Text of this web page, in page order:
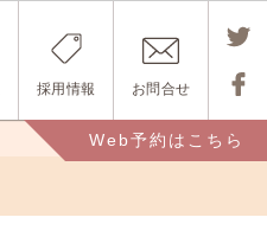
採用情報 お問合せ
Tweet
する
Share
する
Web予約はこちら